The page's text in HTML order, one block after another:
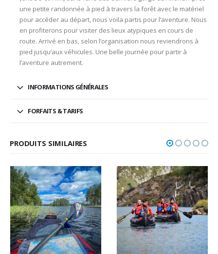
une petite randonnée à pied à travers la forêt avec le matériel
pour accéder au départ, nous voila partis pour l’aventure. Nous
en profiterons pour visiter des lieux atypiques en cours de
route. Arrivé en bas, selon l’organisation nous reviendrons à
pied jusqu’aux véhicules. Une belle journée pour partir à
l’aventure autrement.
INFORMATIONS GÉNÉRALES
FORFAITS & TARIFS
PRODUITS SIMILAIRES